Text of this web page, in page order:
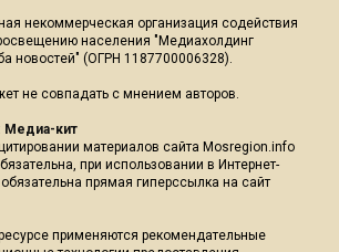
некоммерческая организация содействия
населения "Медиахолдинг
новостей" (ОГРН 1187700006328).
не совпадать с мнением авторов.
Медиа-кит
материалов сайта Mosregion.info
при использовании в Интернет-
прямая гиперссылка на сайт
применяются рекомендательные